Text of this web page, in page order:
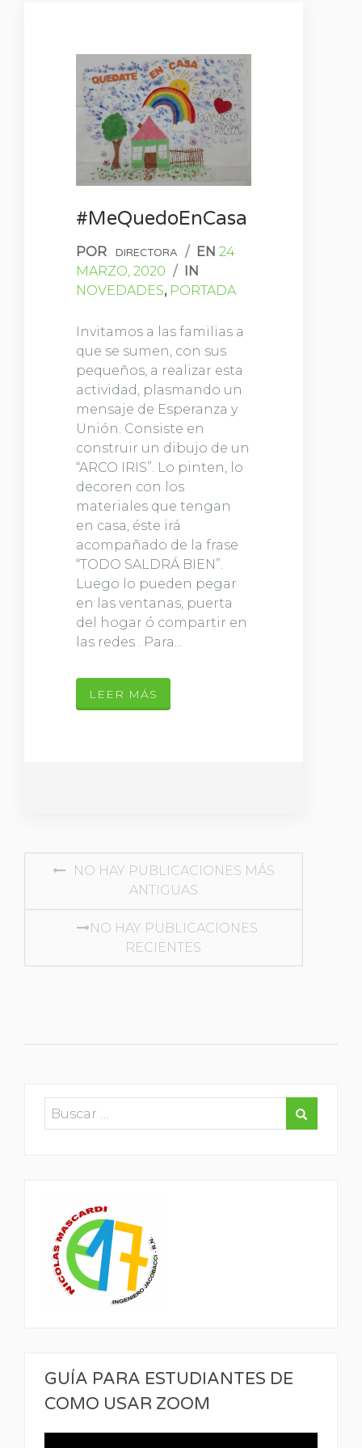
#MeQuedoEnCasa
POR DIRECTORA / EN 24
MARZO, 2020 / IN
NOVEDADES, PORTADA
Invitamos a las familias a
que se sumen, con sus
pequeños, a realizar esta
actividad, plasmando un
mensaje de Esperanza y
Unión. Consiste en
construir un dibujo de un
“ARCO IRIS”. Lo pinten, lo
decoren con los
materiales que tengan
en casa, éste irá
acompañado de la frase
“TODO SALDRÁ BIEN”.
Luego lo pueden pegar
en las ventanas, puerta
del hogar ó compartir en
las redes . Para...
LEER MÁS
NAVEGACIÓN
ENTRADAS
NO HAY PUBLICACIONES MÁS
ANTIGUAS
NO HAY PUBLICACIONES
RECIENTES
GUÍA PARA ESTUDIANTES DE
COMO USAR ZOOM